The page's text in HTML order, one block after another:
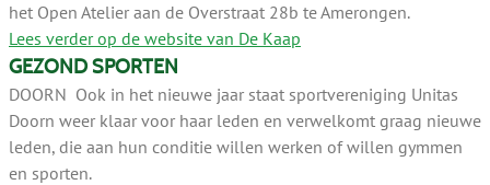
het Open Atelier aan de Overstraat 28b te Amerongen.
Lees verder op de website van De Kaap
GEZOND SPORTEN
DOORN Ook in het nieuwe jaar staat sportvereniging Unitas
Doorn weer klaar voor haar leden en verwelkomt graag nieuwe
leden, die aan hun conditie willen werken of willen gymmen
en sporten.